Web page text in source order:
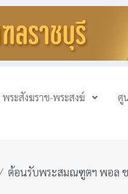
พระสังฆราช-พระสงฆ์ ศู
ต้อนรับพระสมณฑูตฯ พอล